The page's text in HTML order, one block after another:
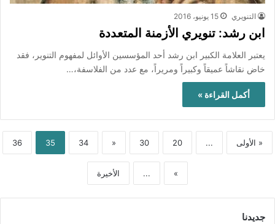
التنويري 15 يونيو، 2016
ابن رشد: تنويري الأزمنة المتعددة
يعتبر العلامة الكبير ابن رشد أحد المؤسسين الأوائل لمفهوم التنوير، فقد
خاض نقاشاً عميقاً وكبيراً ومريراً، مع عدد من الفلاسفة،…
أكمل القراءة »
« الأولى ...
20
30
«
34
35
36
»
... الأخيرة
جديدنا